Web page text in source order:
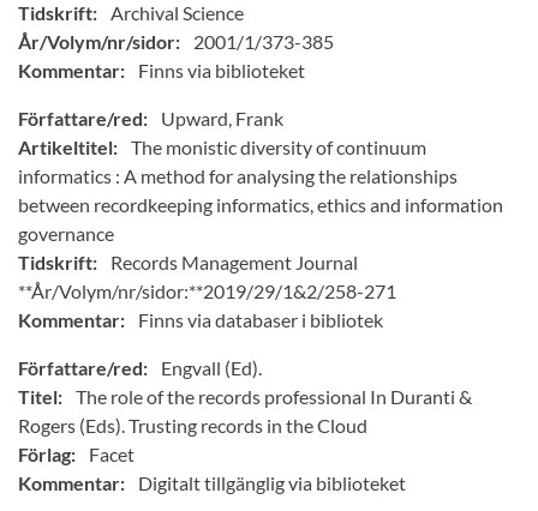
Tidskrift: Archival Science
År/Volym/nr/sidor:
2001/1/373-385
Kommentar:
Finns via biblioteket
Författare/red:
Upward, Frank
Artikeltitel: The monistic diversity of continuum
informatics : A method for analysing the relationships
between recordkeeping informatics, ethics and information
governance
Tidskrift:
Records Management Journal
**År/Volym/nr/sidor:**2019/29/1&2/258-271
Kommentar:
Finns via databaser i bibliotek
Författare/red:
Engvall (Ed).
Titel: The role of the records professional In Duranti &
Rogers (Eds). Trusting records in the Cloud
Förlag:
Facet
Kommentar:
Digitalt tillgänglig via biblioteket